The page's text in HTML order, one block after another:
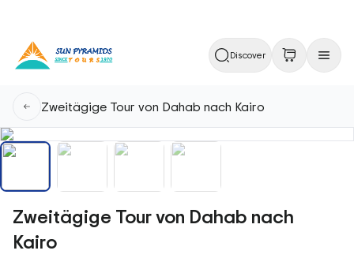
Discover
Zweitägige Tour von Dahab nach Kairo
Zweitägige Tour von Dahab nach
Kairo